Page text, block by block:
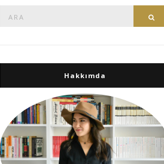
Hakkımda